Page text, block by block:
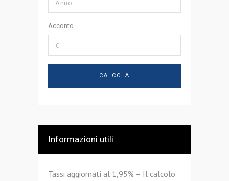
Acconto
Informazioni utili
Tassi aggiornati al 1,95% – Il calcolo